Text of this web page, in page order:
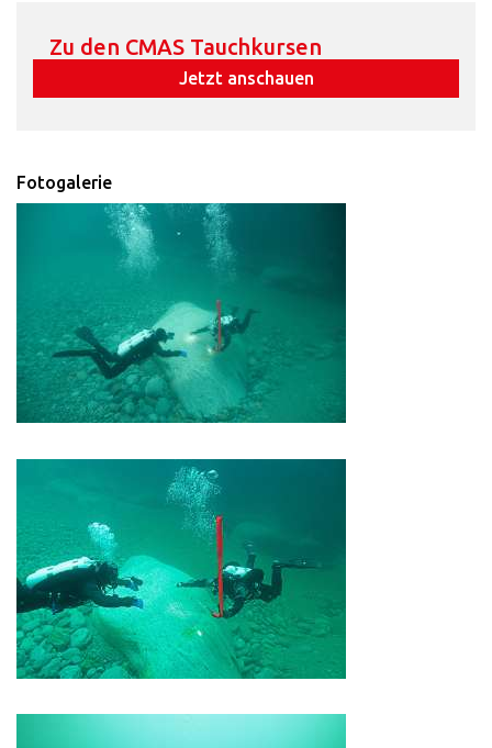
Zu den CMAS Tauchkursen
Jetzt anschauen
Fotogalerie